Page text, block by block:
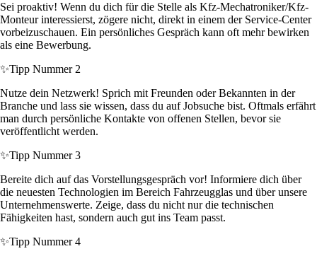
Sei proaktiv! Wenn du dich für die Stelle als Kfz-Mechatroniker/Kfz-
Monteur interessierst, zögere nicht, direkt in einem der Service-Center
vorbeizuschauen. Ein persönliches Gespräch kann oft mehr bewirken
als eine Bewerbung.
✨Tipp Nummer 2
Nutze dein Netzwerk! Sprich mit Freunden oder Bekannten in der
Branche und lass sie wissen, dass du auf Jobsuche bist. Oftmals erfährt
man durch persönliche Kontakte von offenen Stellen, bevor sie
veröffentlicht werden.
✨Tipp Nummer 3
Bereite dich auf das Vorstellungsgespräch vor! Informiere dich über
die neuesten Technologien im Bereich Fahrzeugglas und über unsere
Unternehmenswerte. Zeige, dass du nicht nur die technischen
Fähigkeiten hast, sondern auch gut ins Team passt.
✨Tipp Nummer 4